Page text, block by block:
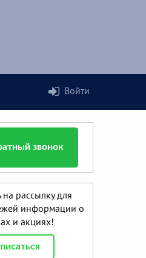
Войти
звонок
рассылку для
информации о
и акциях!